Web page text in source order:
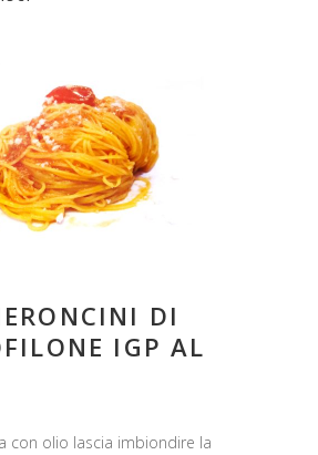
DI
IGP AL
con olio lascia imbiondire la